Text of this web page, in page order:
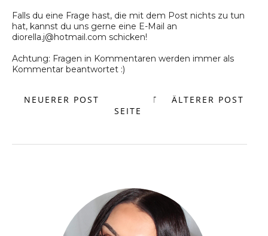
Falls du eine Frage hast, die mit dem Post nichts zu tun
hat, kannst du uns gerne eine E-Mail an
diorella.j@hotmail.com schicken!
Achtung: Fragen in Kommentaren werden immer als
Kommentar beantwortet :)
NEUERER POST ÄLTERER POST
START
SEITE